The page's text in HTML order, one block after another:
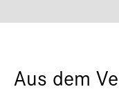
Aus dem